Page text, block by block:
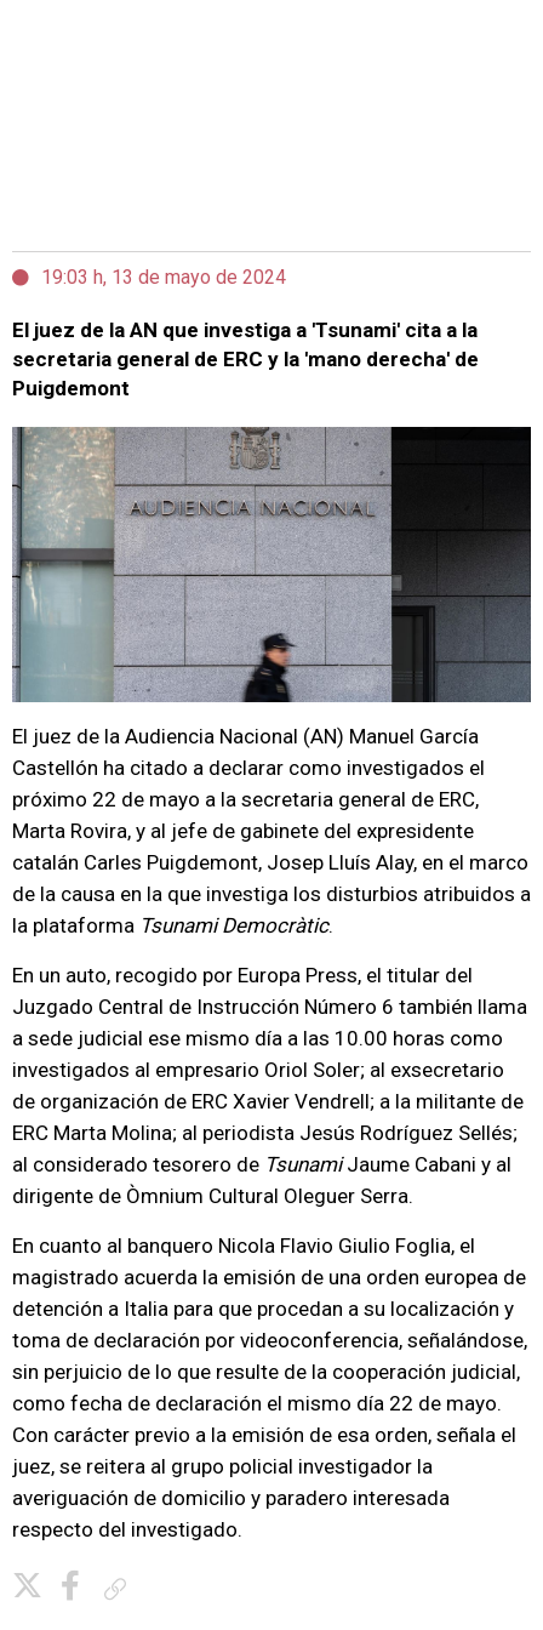
19:03 h, 13 de mayo de 2024
El juez de la AN que investiga a 'Tsunami' cita a la
secretaria general de ERC y la 'mano derecha' de
Puigdemont
El juez de la Audiencia Nacional (AN) Manuel García
Castellón ha citado a declarar como investigados el
próximo 22 de mayo a la secretaria general de ERC,
Marta Rovira, y al jefe de gabinete del expresidente
catalán Carles Puigdemont, Josep Lluís Alay, en el marco
de la causa en la que investiga los disturbios atribuidos a
la plataforma Tsunami Democràtic.
En un auto, recogido por Europa Press, el titular del
Juzgado Central de Instrucción Número 6 también llama
a sede judicial ese mismo día a las 10.00 horas como
investigados al empresario Oriol Soler; al exsecretario
de organización de ERC Xavier Vendrell; a la militante de
ERC Marta Molina; al periodista Jesús Rodríguez Sellés;
al considerado tesorero de TsunamiJaume Cabani y al
dirigente de Òmnium Cultural Oleguer Serra.
En cuanto al banquero Nicola Flavio Giulio Foglia, el
magistrado acuerda la emisión de una orden europea de
detención a Italia para que procedan a su localización y
toma de declaración por videoconferencia, señalándose,
sin perjuicio de lo que resulte de la cooperación judicial,
como fecha de declaración el mismo día 22 de mayo.
Con carácter previo a la emisión de esa orden, señala el
juez, se reitera al grupo policial investigador la
averiguación de domicilio y paradero interesada
respecto del investigado.